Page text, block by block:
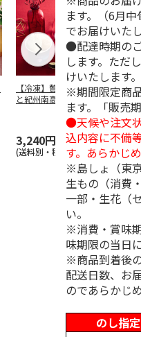
【冷凍】贅沢まるご
と紀州南高梅入り氷
3,240円
(送料別・税込)
【冷凍
場自然放
牛乳ア
ト…
5.0
5,100
(送料・
ます。（6月
でお届けいた
●配達時期の
します。ただ
けいたします。
※期間限定商
ます。「販売
●天候や注文
込内容に不備
す。あらかじ
※島しょ（東
生もの（消費
一部・生花（
い。
※消費・賞味
味期限の当日
※商品到着後
配送日数、お
のであらかじ
のし指定